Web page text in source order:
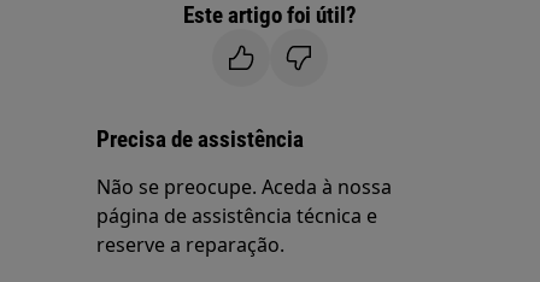
Este artigo foi útil?
Precisa de assistência
Não se preocupe. Aceda à nossa
página de assistência técnica e
reserve a reparação.